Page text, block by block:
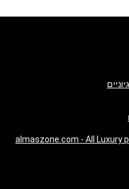
almaszone.com - All Luxury